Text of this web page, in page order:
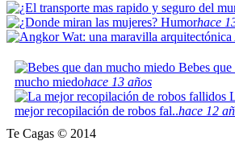
Humorhace
Bebes que
mucho miedohace 13 años
mejor recopilación de robos fal..hace 12
Te Cagas © 2014